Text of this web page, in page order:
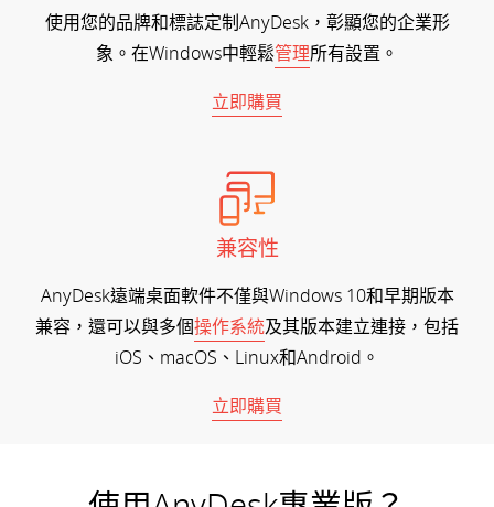
使用您的品牌和標誌定制AnyDesk，彰顯您的企業形
象。在Windows中輕鬆管理所有設置。
立即購買
兼容性
AnyDesk遠端桌面軟件不僅與Windows 10和早期版本
兼容，還可以與多個操作系統及其版本建立連接，包括
iOS、macOS、Linux和Android。
立即購買